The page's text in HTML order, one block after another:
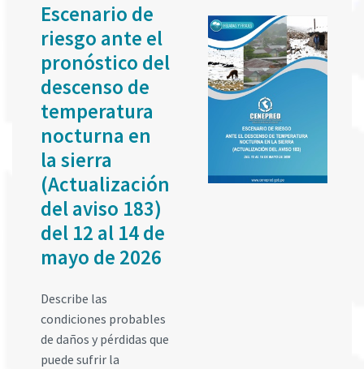
Escenario de
riesgo ante el
pronóstico del
descenso de
temperatura
nocturna en
la sierra
(Actualización
del aviso 183)
del 12 al 14 de
mayo de 2026
Describe las
condiciones probables
de daños y pérdidas que
puede sufrir la